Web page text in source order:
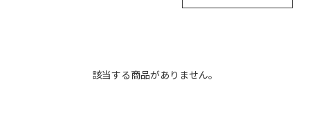
該当する商品がありません。